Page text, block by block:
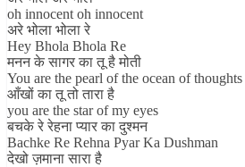
oh innocent oh innocent
अरे भोला भोला रे
Hey Bhola Bhola Re
मनन के सागर का तू है मोती
You are the pearl of the ocean of thoughts
आँखों का तू तो तारा है
you are the star of my eyes
बचके रे रेहना प्यार का दुश्मन
Bachke Re Rehna Pyar Ka Dushman
देखो ज़माना सारा है